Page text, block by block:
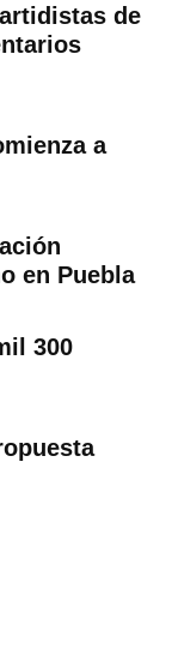
de
a
en Puebla
300